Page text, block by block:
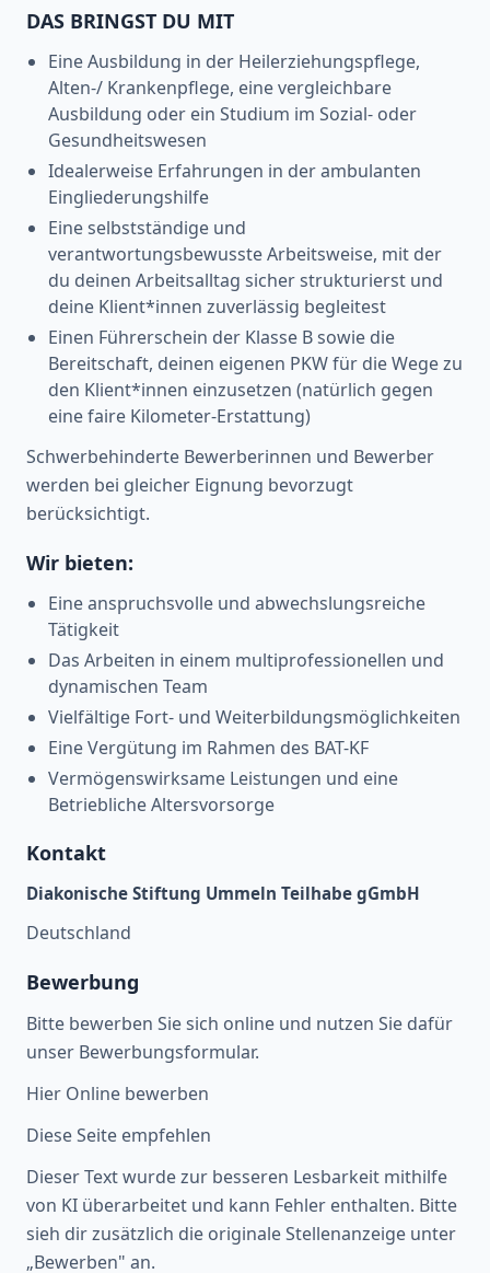
DAS BRINGST DU MIT
Eine Ausbildung in der Heilerziehungspflege,
Alten-/ Krankenpflege, eine vergleichbare
Ausbildung oder ein Studium im Sozial- oder
Gesundheitswesen
Idealerweise Erfahrungen in der ambulanten
Eingliederungshilfe
Eine selbstständige und
verantwortungsbewusste Arbeitsweise, mit der
du deinen Arbeitsalltag sicher strukturierst und
deine Klient*innen zuverlässig begleitest
Einen Führerschein der Klasse B sowie die
Bereitschaft, deinen eigenen PKW für die Wege zu
den Klient*innen einzusetzen (natürlich gegen
eine faire Kilometer-Erstattung)
Schwerbehinderte Bewerberinnen und Bewerber
werden bei gleicher Eignung bevorzugt
berücksichtigt.
Wir bieten:
Eine anspruchsvolle und abwechslungsreiche
Tätigkeit
Das Arbeiten in einem multiprofessionellen und
dynamischen Team
Vielfältige Fort- und Weiterbildungsmöglichkeiten
Eine Vergütung im Rahmen des BAT-KF
Vermögenswirksame Leistungen und eine
Betriebliche Altersvorsorge
Kontakt
Diakonische Stiftung Ummeln Teilhabe gGmbH
Deutschland
Bewerbung
Bitte bewerben Sie sich online und nutzen Sie dafür
unser Bewerbungsformular.
Hier Online bewerben
Diese Seite empfehlen
Dieser Text wurde zur besseren Lesbarkeit mithilfe
von KI überarbeitet und kann Fehler enthalten. Bitte
sieh dir zusätzlich die originale Stellenanzeige unter
„Bewerben" an.